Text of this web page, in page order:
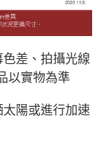
差、拍攝光線
以實物為準
陽或進行加速